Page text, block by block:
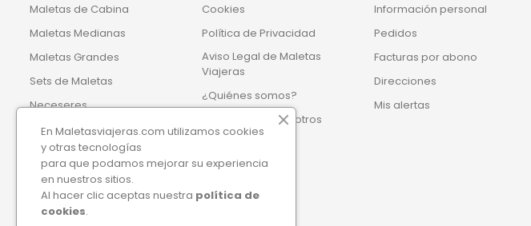
Maletas de Cabina
Maletas Medianas
Maletas Grandes
Sets de Maletas
Neceseres
Bolsas de Viaje
Accesorios de viaje
Mochilas
Maletas y Mochilas Infantiles
Cookies
Política de Privacidad
Aviso Legal de Maletas
Viajeras
¿Quiénes somos?
Contacte con nosotros
Tiendas
Información personal
Pedidos
Facturas por abono
Direcciones
Mis alertas
En Maletasviajeras.com utilizamos cookies
y otras tecnologías
para que podamos mejorar su experiencia
en nuestros sitios.
Al hacer clic aceptas nuestra política de
cookies.